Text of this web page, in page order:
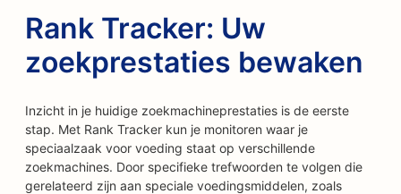
Rank Tracker: Uw
zoekprestaties bewaken
Inzicht in je huidige zoekmachineprestaties is de eerste
stap. Met Rank Tracker kun je monitoren waar je
speciaalzaak voor voeding staat op verschillende
zoekmachines. Door specifieke trefwoorden te volgen die
gerelateerd zijn aan speciale voedingsmiddelen, zoals